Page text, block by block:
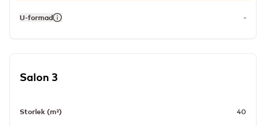
U-formad -
Salon 3
Storlek (m²) 40